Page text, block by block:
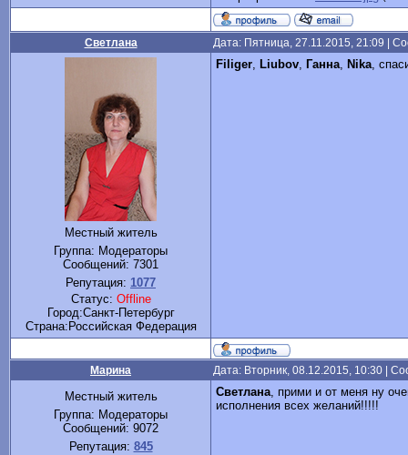
Светлана Дата: Пятница, 27.11.2015, 21:09 |
Местный житель
Группа: Модераторы
Сообщений: 7301
Репутация: 1077
Статус: Offline
Город:Санкт-Петербург
Cтрана:Российская Федерация
Filiger, Liubov, Ганна, Nika,
Марина Дата: Вторник, 08.12.2015, 10:30 |
Местный житель
Группа: Модераторы
Сообщений: 9072
Репутация: 845
Светлана, прими и от меня ну
исполнения всех желаний!!!!!